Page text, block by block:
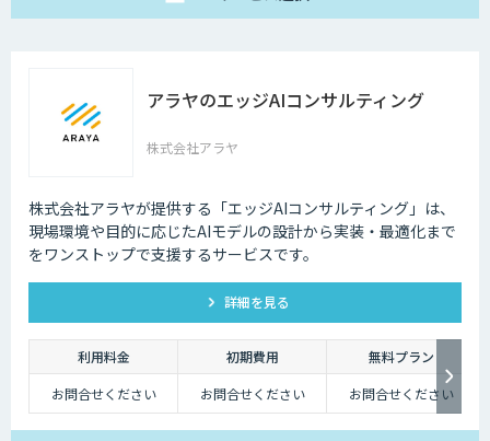
アラヤのエッジAIコンサルティング
株式会社アラヤ
株式会社アラヤが提供する「エッジAIコンサルティング」は、
現場環境や目的に応じたAIモデルの設計から実装・最適化まで
をワンストップで支援するサービスです。
詳細を見る
利用料金 初期費用
無料プラン
お問合せください
お問合せください お問合せください